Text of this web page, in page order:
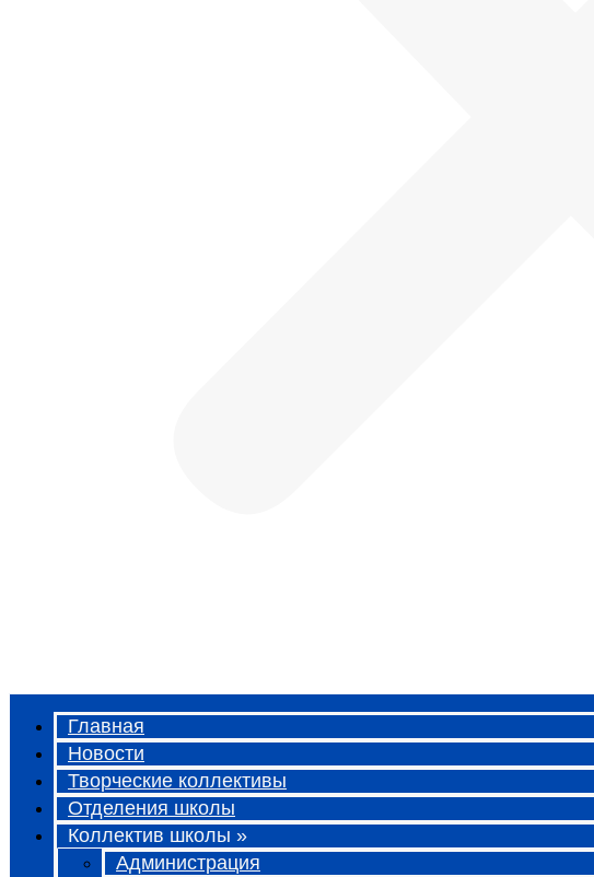
Главная
Новости
Творческие коллективы
Отделения школы
Коллектив школы »
Администрация